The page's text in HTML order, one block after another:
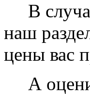
В
наш
цены вас
А